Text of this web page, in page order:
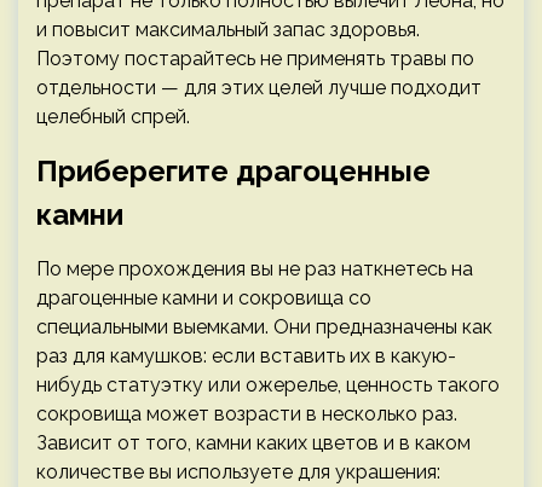
и повысит максимальный запас здоровья.
Поэтому постарайтесь не применять травы по
отдельности — для этих целей лучше подходит
целебный спрей.
Приберегите драгоценные
камни
По мере прохождения вы не раз наткнетесь на
драгоценные камни и сокровища со
специальными выемками. Они предназначены как
раз для камушков: если вставить их в какую-
нибудь статуэтку или ожерелье, ценность такого
сокровища может возрасти в несколько раз.
Зависит от того, камни каких цветов и в каком
количестве вы используете для украшения: